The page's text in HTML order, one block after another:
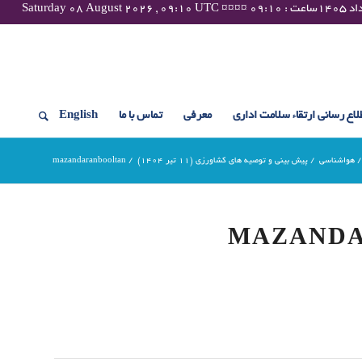
رسانی ارتقاء سلامت اداری معرفی تماس با ما English
/ هواشناسی / پیش بینی و توصیه های کشاورزی (11 تیر ۱۴۰۴) /
mazandaranbooltan